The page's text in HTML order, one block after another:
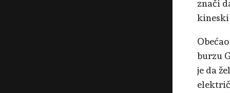
znači
kineski
burzu
je da